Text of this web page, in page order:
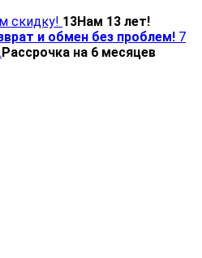
скидку! 13Нам 13 лет!
и обмен без проблем! 7
Рассрочка на 6 месяцев